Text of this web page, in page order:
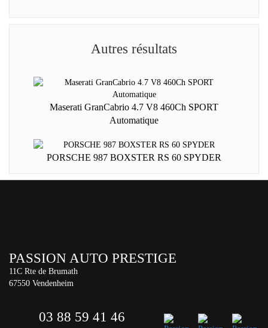
Autres résultats
Maserati GranCabrio 4.7 V8 460Ch SPORT
Automatique
PORSCHE 987 BOXSTER RS 60 SPYDER
PASSION AUTO PRESTIGE
11C Rte de Brumath
67550 Vendenheim
03 88 59 41 46